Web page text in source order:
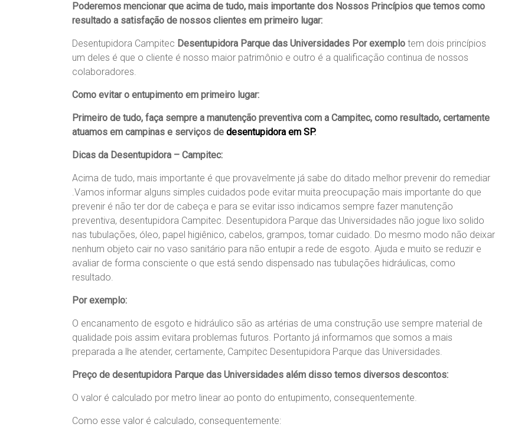
Poderemos mencionar que acima de tudo, mais importante dos Nossos Princípios que temos como
resultado a satisfação de nossos clientes em primeiro lugar:
Desentupidora Campitec Desentupidora Parque das Universidades Por exemplo tem dois princípios
um deles é que o cliente é nosso maior patrimônio e outro é a qualificação continua de nossos
colaboradores.
Como evitar o entupimento em primeiro lugar:
Primeiro de tudo, faça sempre a manutenção preventiva com a Campitec, como resultado, certamente
atuamos em campinas e serviços de desentupidora em SP.
Dicas da Desentupidora – Campitec:
Acima de tudo, mais importante é que provavelmente já sabe do ditado melhor prevenir do remediar
.Vamos informar alguns simples cuidados pode evitar muita preocupação mais importante do que
prevenir é não ter dor de cabeça e para se evitar isso indicamos sempre fazer manutenção
preventiva, desentupidora Campitec. Desentupidora Parque das Universidades não jogue lixo solido
nas tubulações, óleo, papel higiênico, cabelos, grampos, tomar cuidado. Do mesmo modo não deixar
nenhum objeto cair no vaso sanitário para não entupir a rede de esgoto. Ajuda e muito se reduzir e
avaliar de forma consciente o que está sendo dispensado nas tubulações hidráulicas, como
resultado.
Por exemplo:
O encanamento de esgoto e hidráulico são as artérias de uma construção use sempre material de
qualidade pois assim evitara problemas futuros. Portanto já informamos que somos a mais
preparada a lhe atender, certamente, Campitec Desentupidora Parque das Universidades.
Preço de desentupidora Parque das Universidades além disso temos diversos descontos:
O valor é calculado por metro linear ao ponto do entupimento, consequentemente.
Como esse valor é calculado, consequentemente: